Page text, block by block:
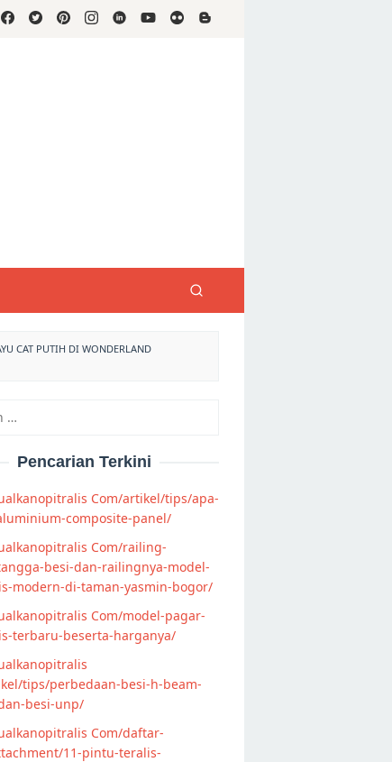
CAT PUTIH DI WONDERLAND
Pencarian Terkini
Com/artikel/tips/apa-
composite-panel/
Com/railing-
besi-dan-railingnya-model-
modern-di-taman-yasmin-bogor/
Com/model-pagar-
terbaru-beserta-harganya/
tips/perbedaan-besi-h-beam-
besi-unp/
Com/daftar-
11-pintu-teralis-